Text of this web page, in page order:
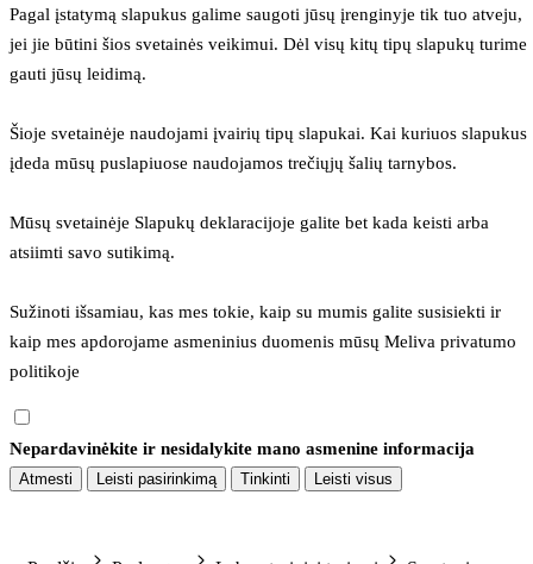
Pagal įstatymą slapukus galime saugoti jūsų įrenginyje tik tuo atveju,
jei jie būtini šios svetainės veikimui. Dėl visų kitų tipų slapukų turime
gauti jūsų leidimą.
Šioje svetainėje naudojami įvairių tipų slapukai. Kai kuriuos slapukus
įdeda mūsų puslapiuose naudojamos trečiųjų šalių tarnybos.
Mūsų svetainėje Slapukų deklaracijoje galite bet kada keisti arba
atsiimti savo sutikimą.
Sužinoti išsamiau, kas mes tokie, kaip su mumis galite susisiekti ir
kaip mes apdorojame asmeninius duomenis mūsų Meliva privatumo
politikoje
Nepardavinėkite ir nesidalykite mano asmenine informacija
Atmesti Leisti pasirinkimą Tinkinti Leisti visus